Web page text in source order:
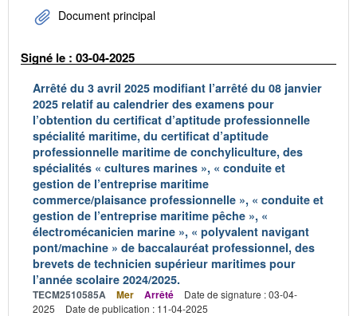
Document principal
Signé le : 03-04-2025
Arrêté du 3 avril 2025 modifiant l’arrêté du 08 janvier
2025 relatif au calendrier des examens pour
l’obtention du certificat d’aptitude professionnelle
spécialité maritime, du certificat d’aptitude
professionnelle maritime de conchyliculture, des
spécialités « cultures marines », « conduite et
gestion de l’entreprise maritime
commerce/plaisance professionnelle », « conduite et
gestion de l’entreprise maritime pêche », «
électromécanicien marine », « polyvalent navigant
pont/machine » de baccalauréat professionnel, des
brevets de technicien supérieur maritimes pour
l’année scolaire 2024/2025.
TECM2510585A Mer Arrêté
Date de signature : 03-04-
2025
Date de publication : 11-04-2025